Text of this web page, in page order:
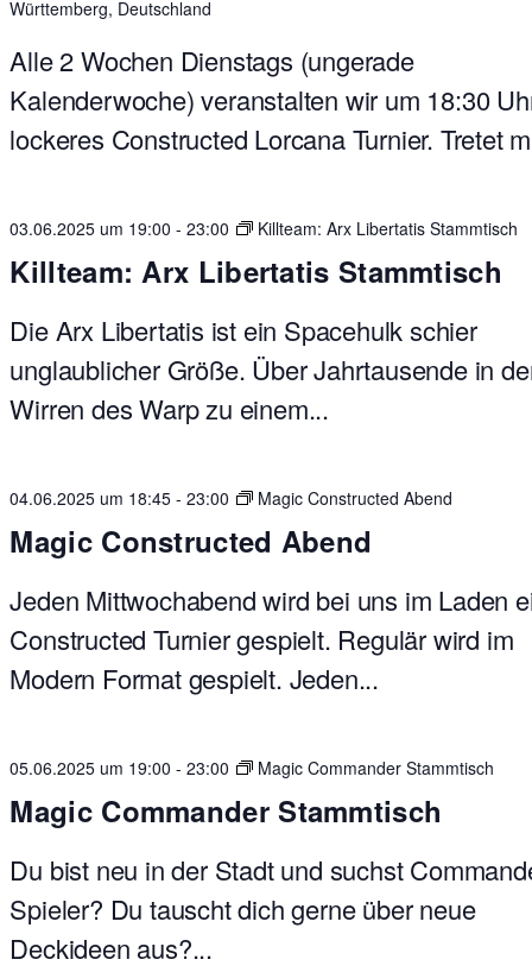
Württemberg, Deutschland
Alle 2 Wochen Dienstags (ungerade
Kalenderwoche) veranstalten wir um 18:30
lockeres Constructed Lorcana Turnier. Tretet
03.06.2025 um 19:00 -23:00 Killteam: Arx Libertatis Stammtisch
Killteam: Arx Libertatis Stammtisch
Die Arx Libertatis ist ein Spacehulk schier
unglaublicher Größe. Über Jahrtausende in
Wirren des Warp zu einem...
04.06.2025 um 18:45 -23:00 Magic Constructed Abend
Magic Constructed Abend
Jeden Mittwochabend wird bei uns im Laden
Constructed Turnier gespielt. Regulär wird im
Modern Format gespielt. Jeden...
05.06.2025 um 19:00 -23:00 Magic Commander Stammtisch
Magic Commander Stammtisch
Du bist neu in der Stadt und suchst
Spieler? Du tauscht dich gerne über neue
Deckideen aus?...